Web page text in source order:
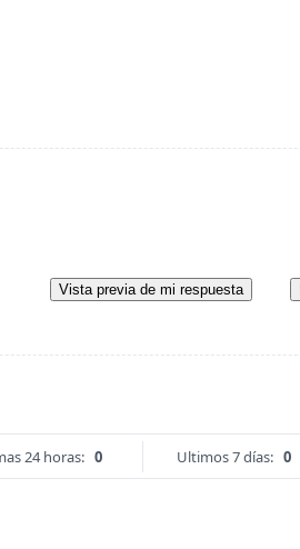
Vista previa de mi respuesta
24 horas: 0 Ultimos 7 días: 0